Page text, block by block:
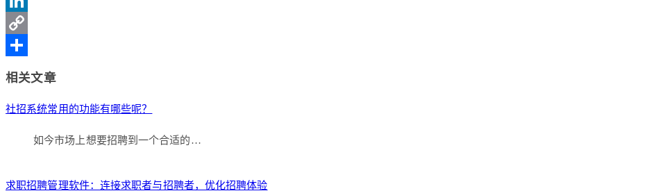
Weibo
LinkedIn
Copy
相关文章
社招系统常用的功能有哪些呢？
如今市场上想要招聘到一个合适的…
求职招聘管理软件：连接求职者与招聘者，优化招聘体验